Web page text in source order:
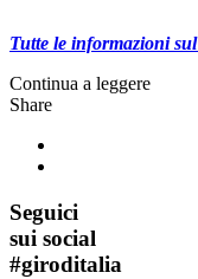
Tutte le informazioni
Continua a leggere
Share
Seguici
sui social
#giroditalia